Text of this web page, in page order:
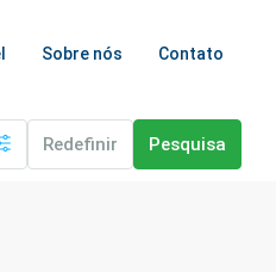
Sobre nós Contato
Redefinir Pesquisa